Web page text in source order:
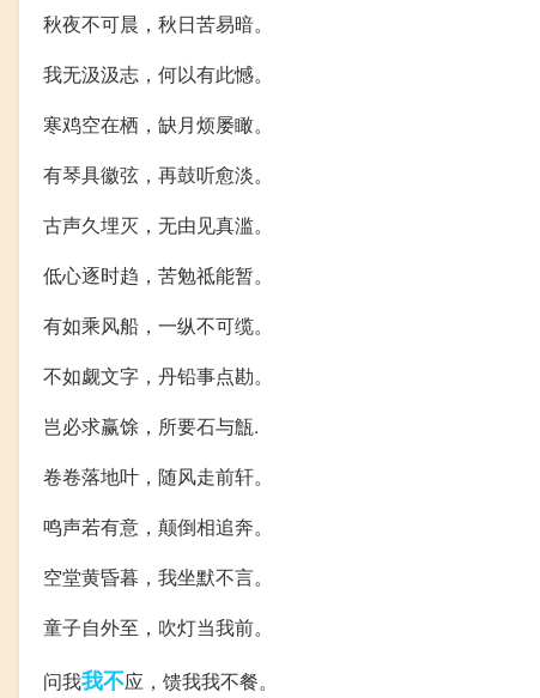
秋夜不可晨，秋日苦易暗。
我无汲汲志，何以有此憾。
寒鸡空在栖，缺月烦屡瞰。
有琴具徽弦，再鼓听愈淡。
古声久埋灭，无由见真滥。
低心逐时趋，苦勉祗能暂。
有如乘风船，一纵不可缆。
不如觑文字，丹铅事点勘。
岂必求赢馀，所要石与甔.
卷卷落地叶，随风走前轩。
鸣声若有意，颠倒相追奔。
空堂黄昏暮，我坐默不言。
童子自外至，吹灯当我前。
问我我不应，馈我我不餐。